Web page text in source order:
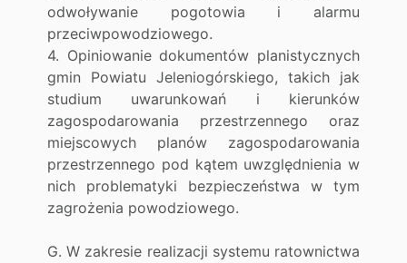
odwoływanie pogotowia i alarmu
przeciwpowodziowego.
4. Opiniowanie dokumentów planistycznych
gmin Powiatu Jeleniogórskiego, takich jak
studium uwarunkowań i kierunków
zagospodarowania przestrzennego oraz
miejscowych planów zagospodarowania
przestrzennego pod kątem uwzględnienia w
nich problematyki bezpieczeństwa w tym
zagrożenia powodziowego.
G. W zakresie realizacji systemu ratownictwa